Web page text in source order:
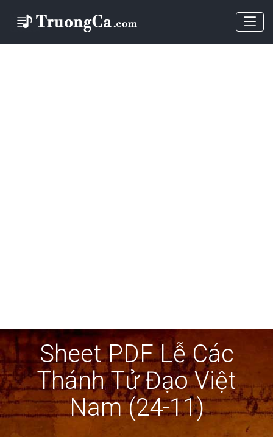
Sheet PDF Lễ Các
Thánh Tử Đạo Việt
Nam (24-11)